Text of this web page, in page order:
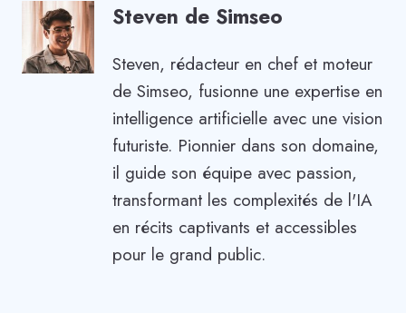
Steven de Simseo
Steven, rédacteur en chef et moteur
de Simseo, fusionne une expertise en
intelligence artificielle avec une vision
futuriste. Pionnier dans son domaine,
il guide son équipe avec passion,
transformant les complexités de l'IA
en récits captivants et accessibles
pour le grand public.